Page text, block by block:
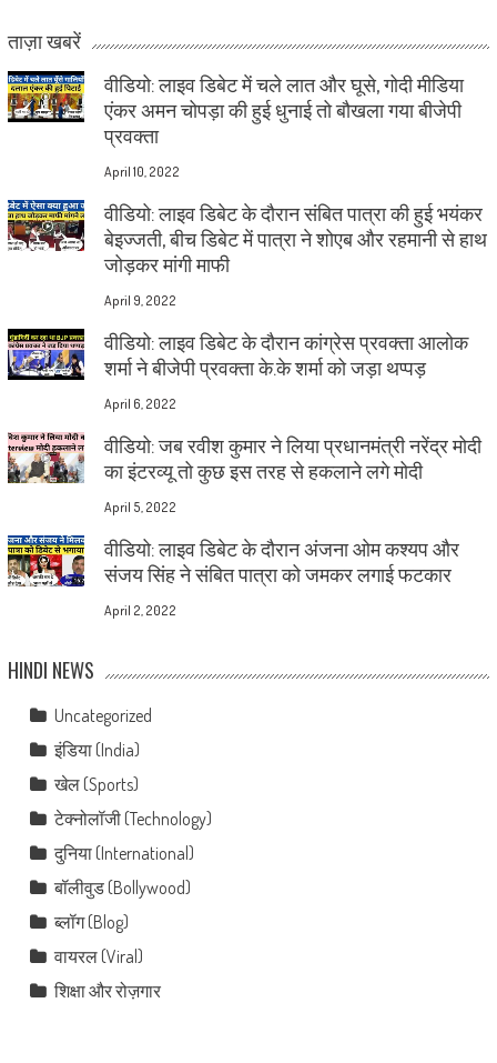
ताज़ा खबरें
वीडियो: लाइव डिबेट में चले लात और घूसे, गोदी मीडिया
एंकर अमन चोपड़ा की हुई धुनाई तो बौखला गया बीजेपी
प्रवक्ता
April 10, 2022
वीडियो: लाइव डिबेट के दौरान संबित पात्रा की हुई भयंकर
बेइज्जती, बीच डिबेट में पात्रा ने शोएब और रहमानी से हाथ
जोड़कर मांगी माफी
April 9, 2022
वीडियो: लाइव डिबेट के दौरान कांग्रेस प्रवक्ता आलोक
शर्मा ने बीजेपी प्रवक्ता के.के शर्मा को जड़ा थप्पड़
April 6, 2022
वीडियो: जब रवीश कुमार ने लिया प्रधानमंत्री नरेंद्र मोदी
का इंटरव्यू तो कुछ इस तरह से हकलाने लगे मोदी
April 5, 2022
वीडियो: लाइव डिबेट के दौरान अंजना ओम कश्यप और
संजय सिंह ने संबित पात्रा को जमकर लगाई फटकार
April 2, 2022
HINDI NEWS
Uncategorized
इंडिया (India)
खेल (Sports)
टेक्नोलॉजी (Technology)
दुनिया (International)
बॉलीवुड (Bollywood)
ब्लॉग (Blog)
वायरल (Viral)
शिक्षा और रोज़गार